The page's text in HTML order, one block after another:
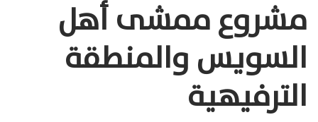
مشروع ممشى أهل
السويس والمنطقة
الترفيهية